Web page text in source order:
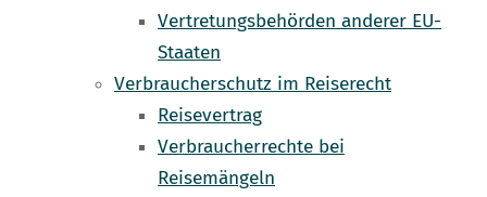
Vertretungsbehörden anderer EU-
Staaten
Verbraucherschutz im Reiserecht
Reisevertrag
Verbraucherrechte bei
Reisemängeln